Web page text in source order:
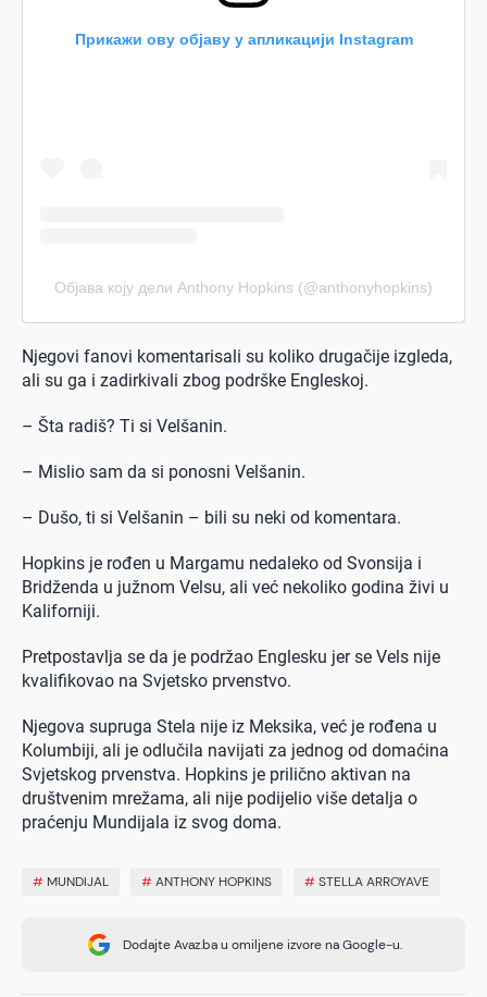
Прикажи ову објаву у апликацији Instagram
Објава коју дели Anthony Hopkins (@anthonyhopkins)
Njegovi fanovi komentarisali su koliko drugačije izgleda,
ali su ga i zadirkivali zbog podrške Engleskoj.
– Šta radiš? Ti si Velšanin.
– Mislio sam da si ponosni Velšanin.
– Dušo, ti si Velšanin – bili su neki od komentara.
Hopkins je rođen u Margamu nedaleko od Svonsija i
Bridženda u južnom Velsu, ali već nekoliko godina živi u
Kaliforniji.
Pretpostavlja se da je podržao Englesku jer se Vels nije
kvalifikovao na Svjetsko prvenstvo.
Njegova supruga Stela nije iz Meksika, već je rođena u
Kolumbiji, ali je odlučila navijati za jednog od domaćina
Svjetskog prvenstva. Hopkins je prilično aktivan na
društvenim mrežama, ali nije podijelio više detalja o
praćenju Mundijala iz svog doma.
# MUNDIJAL #ANTHONY HOPKINS #STELLA ARROYAVE
Dodajte Avaz.ba u omiljene izvore na Google-u.